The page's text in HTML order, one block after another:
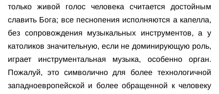
только живой голос человека считается достойным
славить Бога; все песнопения исполняются а капелла,
без сопровождения музыкальных инструментов, а у
католиков значительную, если не доминирующую роль,
играет инструментальная музыка, особенно орган.
Пожалуй, это символично для более технологичной
западноевропейской и более обращенной к человеку